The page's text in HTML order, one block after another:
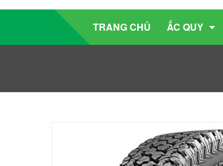
TRANG CHỦ ẮC QUY